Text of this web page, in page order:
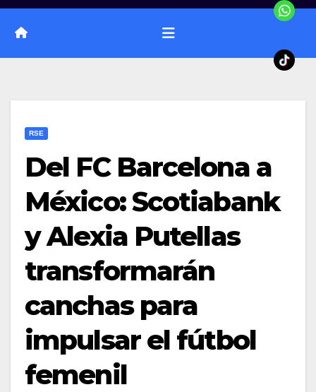
RSE
Del FC Barcelona a
México: Scotiabank
y Alexia Putellas
transformarán
canchas para
impulsar el fútbol
femenil